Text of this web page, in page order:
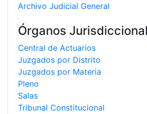
Archivo Judicial General
Órganos
Central de Actuarios
Juzgados por Distrito
Juzgados por Materia
Pleno
Salas
Tribunal Constitucional